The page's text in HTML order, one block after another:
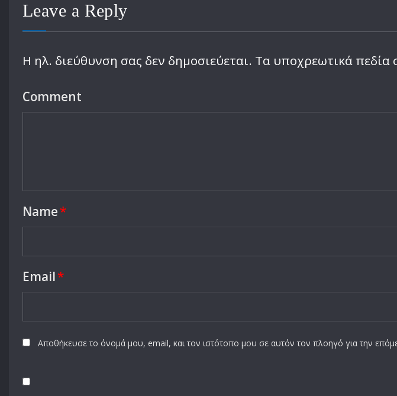
Leave a Reply
Η ηλ. διεύθυνση σας δεν δημοσιεύεται. Τα υποχρεωτικά πεδία
Comment
Name*
Email*
Αποθήκευσε το όνομά μου, email, και τον ιστότοπο μου σε αυτόν τον πλοηγό για την